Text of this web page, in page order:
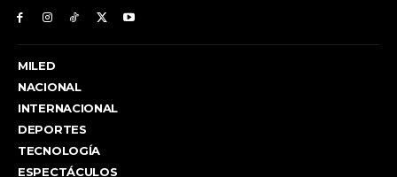
MILED
NACIONAL
INTERNACIONAL
DEPORTES
TECNOLOGÍA
ESPECTÁCULOS